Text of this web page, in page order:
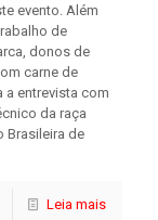
evento. Além
de
donos de
carne de
a entrevista com
da raça
Brasileira de
Leia mais